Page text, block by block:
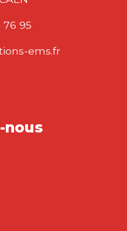
76 95
ems.fr
nous